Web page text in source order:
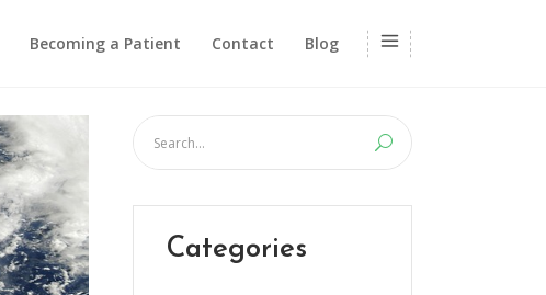
Becoming a Patient Contact Blog
Categories